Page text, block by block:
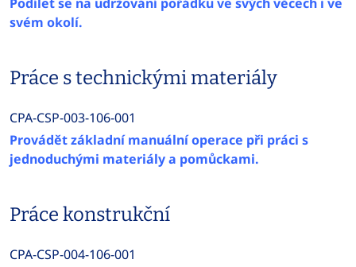
svém okolí.
Práce s technickými materiály
CPA-CSP-003-106-001
Provádět základní manuální operace při práci s
jednoduchými materiály a pomůckami.
Práce konstrukční
CPA-CSP-004-106-001